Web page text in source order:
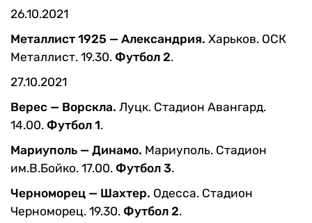
26.10.2021
Металлист 1925 — Александрия. Харьков. ОСК
Металлист. 19.30. Футбол 2.
27.10.2021
Верес — Ворскла. Луцк. Стадион Авангард.
14.00. Футбол 1.
Мариуполь — Динамо. Мариуполь. Стадион
им.В.Бойко. 17.00. Футбол 3.
Черноморец — Шахтер. Одесса. Стадион
Черноморец. 19.30. Футбол 2.